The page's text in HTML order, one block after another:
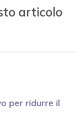
articolo
per ridurre il